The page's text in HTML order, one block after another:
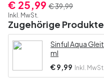
€ 25,99 € 39,99
Inkl. MwSt.
Zugehörige Produkte
Sinful Aqua
ml
€ 9,99 Inkl. MwSt.